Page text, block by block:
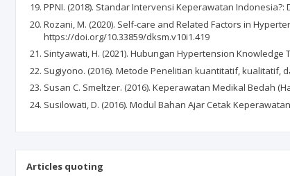
PPNI. (2018). Standar Intervensi Keperawatan
Rozani, M. (2020). Self-care and Related Factors in
https://doi.org/10.33859/dksm.v10i1.419
Sintyawati, H. (2021). Hubungan Hypertension
Sugiyono. (2016). Metode Penelitian kuantitatif, kualitatif,
Susan C. Smeltzer. (2016). Keperawatan Medikal Bedah
Susilowati, D. (2016). Modul Bahan Ajar Cetak
Articles quoting